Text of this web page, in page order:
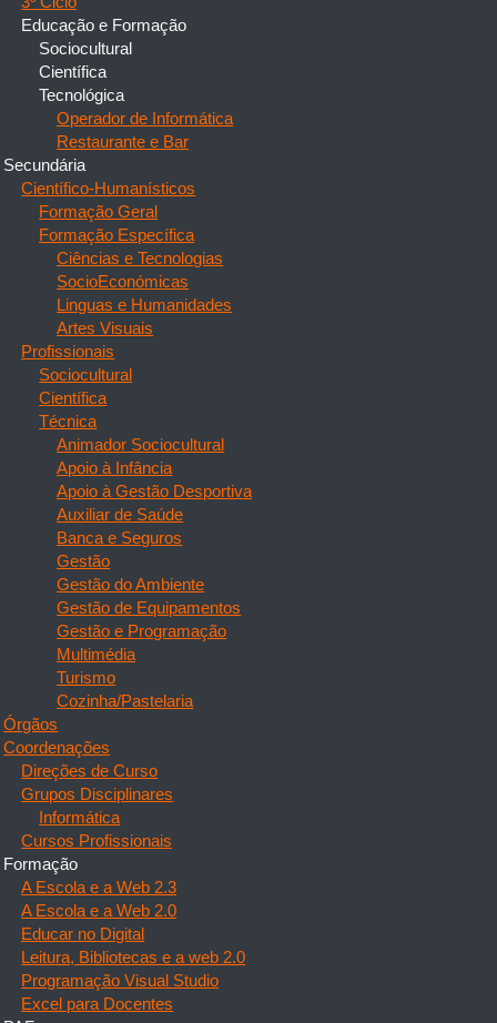
Educação e Formação
Sociocultural
Científica
Tecnológica
Operador de Informática
Restaurante e Bar
Secundária
Científico-Humanísticos
Formação Geral
Formação Específica
Ciências e Tecnologias
SocioEconómicas
Linguas e Humanidades
Artes Visuais
Profissionais
Sociocultural
Científica
Técnica
Animador Sociocultural
Apoio à Infância
Apoio à Gestão Desportiva
Auxiliar de Saúde
Banca e Seguros
Gestão
Gestão do Ambiente
Gestão de Equipamentos
Gestão e Programação
Multimédia
Turismo
Cozinha/Pastelaria
Órgãos
Coordenações
Direções de Curso
Grupos Disciplinares
Informática
Cursos Profissionais
Formação
A Escola e a Web 2.3
A Escola e a Web 2.0
Educar no Digital
Leitura, Bibliotecas e a web 2.0
Programação Visual Studio
Excel para Docentes